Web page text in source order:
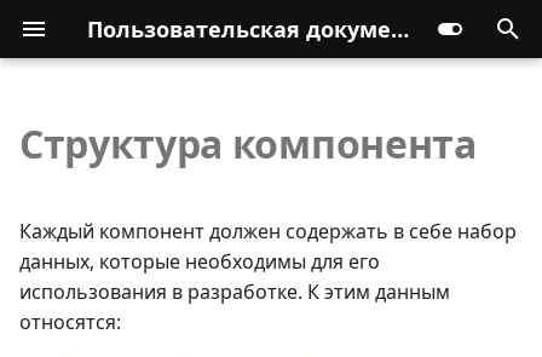
Пользовательская документация
Структура компонента
Каждый компонент должен содержать в себе набор
данных, которые необходимы для его
использования в разработке. К этим данным
относятся: